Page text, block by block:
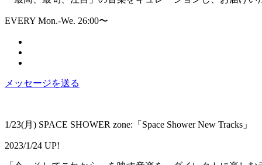
EVERY Mon.-We. 26:00〜
メッセージを送る
1/23(月) SPACE SHOWER zone:「Space Shower New Tracks」
2023/1/24 UP!